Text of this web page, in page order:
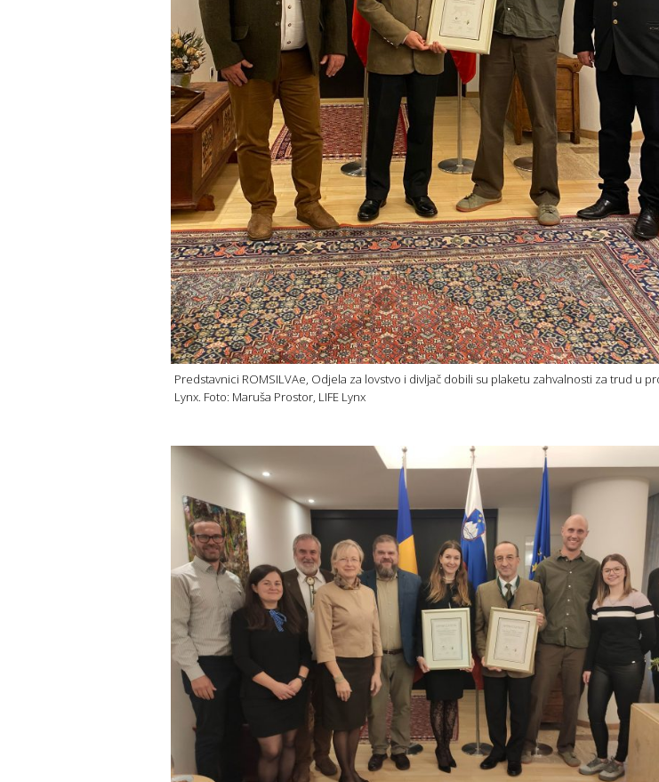
Predstavnici ROMSILVAe, Odjela za lovstvo i divljač dobili su plaketu zahvalnosti za trud u
Lynx. Foto: Maruša Prostor, LIFE Lynx